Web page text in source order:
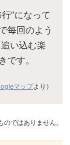
”になって
毎回のよう
い込む楽
です。
マップより）
ではありません。